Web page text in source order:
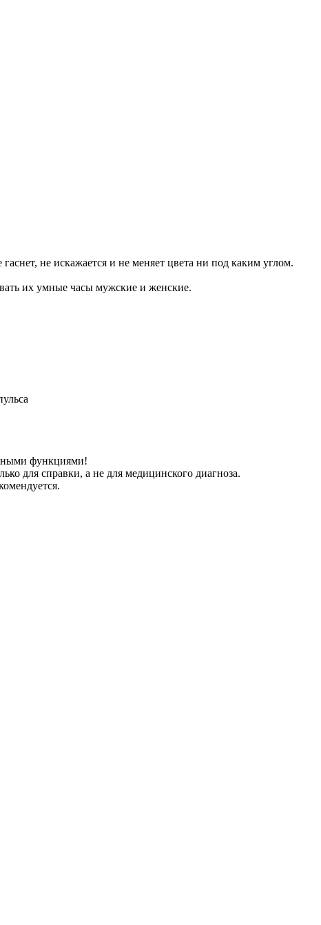
не искажается и не меняет цвета ни под каким углом.
их умные часы мужские и женские.
функциями!
для справки, а не для медицинского диагноза.